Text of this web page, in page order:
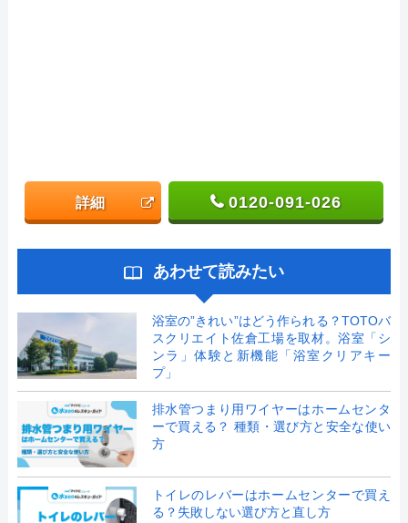
詳細 0120-091-026
あわせて読みたい
浴室の”きれい”はどう作られる？TOTOバ
スクリエイト佐倉工場を取材。浴室「シ
ンラ」体験と新機能「浴室クリアキー
プ」
排水管つまり用ワイヤーはホームセンタ
ーで買える？ 種類・選び方と安全な使い
方
トイレのレバーはホームセンターで買え
る？失敗しない選び方と直し方